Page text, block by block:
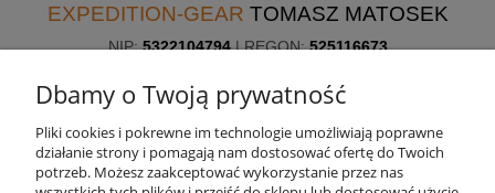
EXPEDITION-GEAR TOMASZ MATOSEK
NIP:5322104794| REGON:525116673
Potrzebujesz pomocy? Zadzwoń!
+48 660 611 422
Dbamy o Twoją prywatność
Pliki cookies i pokrewne im technologie umożliwiają poprawne
działanie strony i pomagają nam dostosować ofertę do Twoich
potrzeb. Możesz zaakceptować wykorzystanie przez nas